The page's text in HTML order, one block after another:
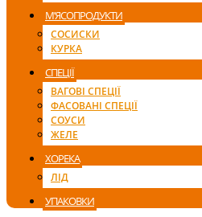
М’ЯСОПРОДУКТИ
СОСИСКИ
КУРКА
СПЕЦІЇ
ВАГОВІ СПЕЦІЇ
ФАСОВАНІ СПЕЦІЇ
СОУСИ
ЖЕЛЕ
ХОРЕКА
ЛІД
УПАКОВКИ